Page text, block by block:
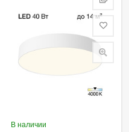
В наличии